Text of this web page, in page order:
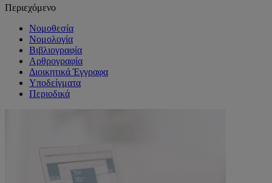
Περιεχόμενο
Νομοθεσία
Νομολογία
Βιβλιογραφία
Αρθρογραφία
Διοικητικά Έγγραφα
Υποδείγματα
Περιοδικά